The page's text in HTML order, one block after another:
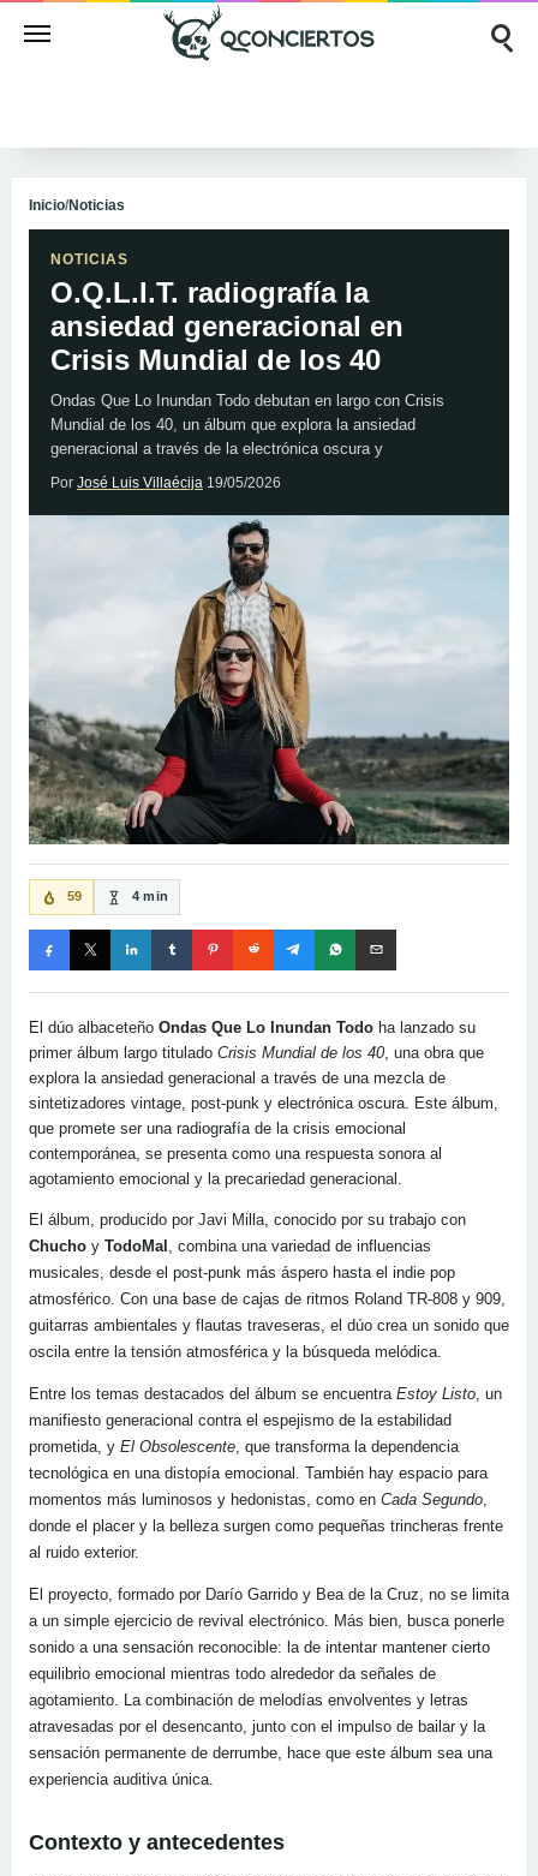
Inicio/Noticias
NOTICIAS
O.Q.L.I.T. radiografía la
ansiedad generacional en
Crisis Mundial de los 40
Ondas Que Lo Inundan Todo debutan en largo con Crisis
Mundial de los 40, un álbum que explora la ansiedad
generacional a través de la electrónica oscura y
Por José Luis Villaécija 19/05/2026
59 4 min
El dúo albaceteño Ondas Que Lo Inundan Todo ha lanzado su
primer álbum largo titulado Crisis Mundial de los 40 , una obra que
explora la ansiedad generacional a través de una mezcla de
sintetizadores vintage, post-punk y electrónica oscura. Este álbum,
que promete ser una radiografía de la crisis emocional
contemporánea, se presenta como una respuesta sonora al
agotamiento emocional y la precariedad generacional.
El álbum, producido por Javi Milla, conocido por su trabajo con
Chucho y TodoMal , combina una variedad de influencias
musicales, desde el post-punk más áspero hasta el indie pop
atmosférico. Con una base de cajas de ritmos Roland TR-808 y 909,
guitarras ambientales y flautas traveseras, el dúo crea un sonido que
oscila entre la tensión atmosférica y la búsqueda melódica.
Entre los temas destacados del álbum se encuentra Estoy Listo , un
manifiesto generacional contra el espejismo de la estabilidad
prometida, y El Obsolescente , que transforma la dependencia
tecnológica en una distopía emocional. También hay espacio para
momentos más luminosos y hedonistas, como en Cada Segundo
donde el placer y la belleza surgen como pequeñas trincheras frente
al ruido exterior.
El proyecto, formado por Darío Garrido y Bea de la Cruz, no se limita
a un simple ejercicio de revival electrónico. Más bien, busca ponerle
sonido a una sensación reconocible: la de intentar mantener cierto
equilibrio emocional mientras todo alrededor da señales de
agotamiento. La combinación de melodías envolventes y letras
atravesadas por el desencanto, junto con el impulso de bailar y la
sensación permanente de derrumbe, hace que este álbum sea una
experiencia auditiva única.
Contexto y antecedentes